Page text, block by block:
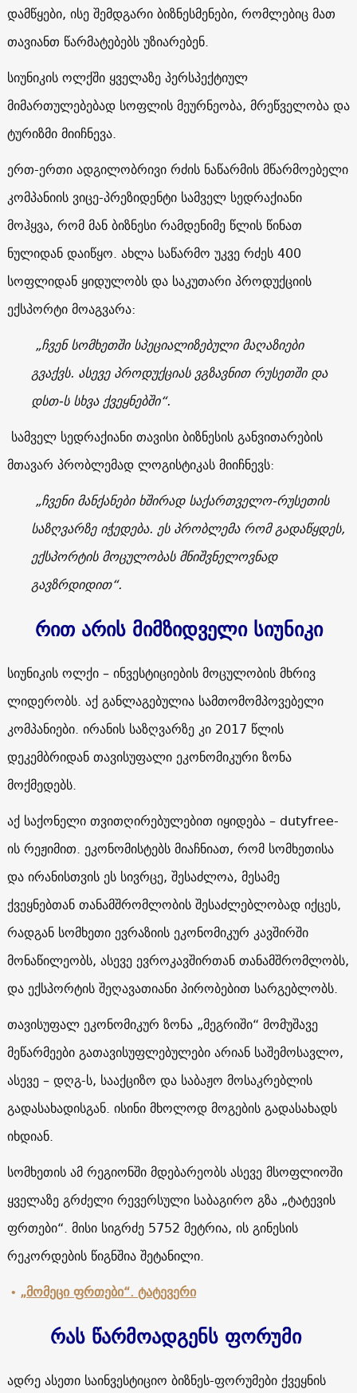
დამწყები, ისე შემდგარი ბიზნესმენები, რომლებიც მათ
თავიანთ წარმატებებს უზიარებენ.
სიუნიკის ოლქში ყველაზე პერსპექტიულ
მიმართულებებად სოფლის მეურნეობა, მრეწველობა და
ტურიზმი მიიჩნევა.
ერთ-ერთი ადგილობრივი რძის ნაწარმის მწარმოებელი
კომპანიის ვიცე-პრეზიდენტი სამველ სედრაქიანი
მოჰყვა, რომ მან ბიზნესი რამდენიმე წლის წინათ
ნულიდან დაიწყო. ახლა საწარმო უკვე რძეს 400
სოფლიდან ყიდულობს და საკუთარი პროდუქციის
ექსპორტი მოაგვარა:
„ჩვენ სომხეთში სპეციალიზებული მაღაზიები
გვაქვს. ასევე პროდუქციას ვგზავნით რუსეთში და
დსთ-ს სხვა ქვეყნებში“.
სამველ სედრაქიანი თავისი ბიზნესის განვითარების
მთავარ პრობლემად ლოგისტიკას მიიჩნევს:
„ჩვენი მანქანები ხშირად საქართველო-რუსეთის
საზღვარზე იჭედება. ეს პრობლემა რომ გადაწყდეს,
ექსპორტის მოცულობას მნიშვნელოვნად
გავზრდიდით“.
რით არის მიმზიდველი სიუნიკი
სიუნიკის ოლქი – ინვესტიციების მოცულობის მხრივ
ლიდერობს. აქ განლაგებულია სამთომომპოვებელი
კომპანიები. ირანის საზღვარზე კი 2017 წლის
დეკემბრიდან თავისუფალი ეკონომიკური ზონა
მოქმედებს.
აქ საქონელი თვითღირებულებით იყიდება – dutyfree-
ის რეჟიმით. ეკონომისტებს მიაჩნიათ, რომ სომხეთისა
და ირანისთვის ეს სივრცე, შესაძლოა, მესამე
ქვეყნებთან თანამშრომლობის შესაძლებლობად იქცეს,
რადგან სომხეთი ევრაზიის ეკონომიკურ კავშირში
მონაწილეობს, ასევე ევროკავშირთან თანამშრომლობს,
და ექსპორტის შეღავათიანი პირობებით სარგებლობს.
თავისუფალ ეკონომიკურ ზონა „მეგრიში“ მომუშავე
მეწარმეები გათავისუფლებულები არიან საშემოსავლო,
ასევე – დღგ-ს, სააქციზო და საბაჟო მოსაკრებლის
გადასახადისგან. ისინი მხოლოდ მოგების გადასახადს
იხდიან.
სომხეთის ამ რეგიონში მდებარეობს ასევე მსოფლიოში
ყველაზე გრძელი რევერსული საბაგირო გზა „ტატევის
ფრთები“. მისი სიგრძე 5752 მეტრია, ის გინესის
რეკორდების წიგნშია შეტანილი.
• „მომეცი ფრთები“. ტატევერი
რას წარმოადგენს ფორუმი
ადრე ასეთი საინვესტიციო ბიზნეს-ფორუმები ქვეყნის